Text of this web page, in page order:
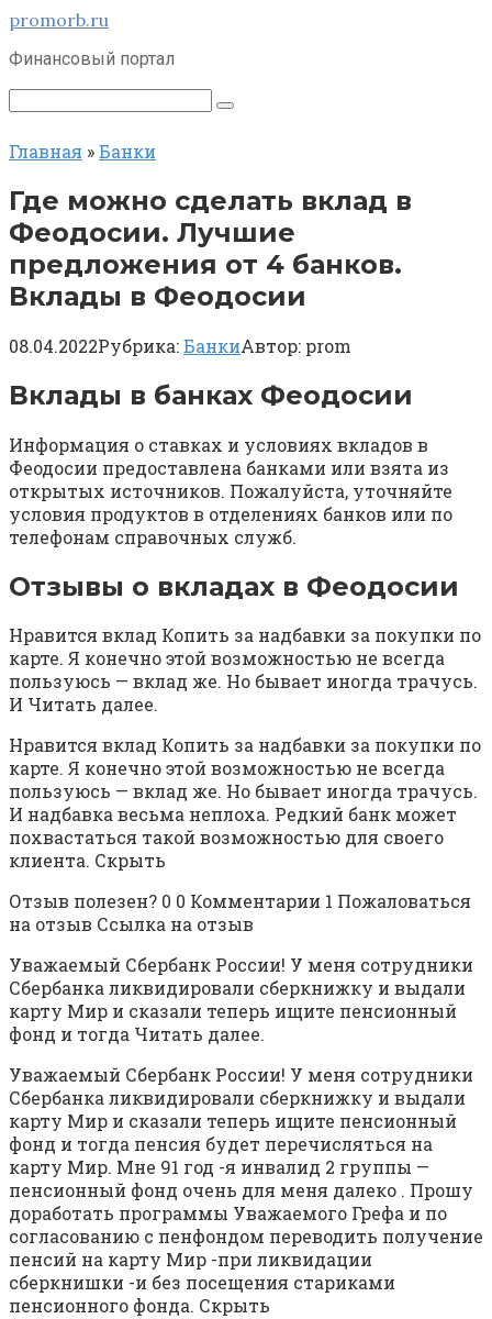
Перейти
контенту
promorb.ru
Финансовый портал
Поиск:
Главная »Банки
Где можно сделать вклад в
Феодосии. Лучшие
предложения от 4 банков.
Вклады в Феодосии
08.04.2022Рубрика:БанкиАвтор: prom
Вклады в банках Феодосии
Информация о ставках и условиях вкладов в
Феодосии предоставлена банками или взята из
открытых источников. Пожалуйста, уточняйте
условия продуктов в отделениях банков или по
телефонам справочных служб.
Отзывы о вкладах в Феодосии
Нравится вклад Копить за надбавки за покупки по
карте. Я конечно этой возможностью не всегда
пользуюсь — вклад же. Но бывает иногда трачусь.
И Читать далее.
Нравится вклад Копить за надбавки за покупки по
карте. Я конечно этой возможностью не всегда
пользуюсь — вклад же. Но бывает иногда трачусь.
И надбавка весьма неплоха. Редкий банк может
похвастаться такой возможностью для своего
клиента. Скрыть
Отзыв полезен? 0 0 Комментарии 1 Пожаловаться
на отзыв Ссылка на отзыв
Уважаемый Сбербанк России! У меня сотрудники
Сбербанка ликвидировали сберкнижку и выдали
карту Мир и сказали теперь ищите пенсионный
фонд и тогда Читать далее.
Уважаемый Сбербанк России! У меня сотрудники
Сбербанка ликвидировали сберкнижку и выдали
карту Мир и сказали теперь ищите пенсионный
фонд и тогда пенсия будет перечисляться на
карту Мир. Мне 91 год -я инвалид 2 группы —
пенсионный фонд очень для меня далеко . Прошу
доработать программы Уважаемого Грефа и по
согласованию с пенфондом переводить получение
пенсий на карту Мир -при ликвидации
сберкнишки -и без посещения стариками
пенсионного фонда. Скрыть